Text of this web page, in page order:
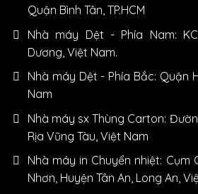
Quận Bình Tân, TP.HCM
Nhà máy Dệt - Phía Nam:
Dương, Việt Nam.
Nhà máy Dệt - Phía Bắc: Quận
Nam
Nhà máy sx Thùng Carton:
Rịa Vũng Tàu, Việt Nam
Nhà máy in Chuyển nhiệt: Cụm
Nhơn, Huyện Tân An, Long An,